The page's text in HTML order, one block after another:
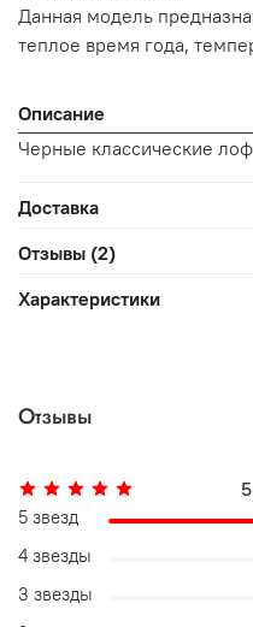
Данная модель
теплое время года,
Описание
Черные классические
Доставка
Отзывы (2)
Характеристики
Отзывы
5 звезд
4 звезды
3 звезды